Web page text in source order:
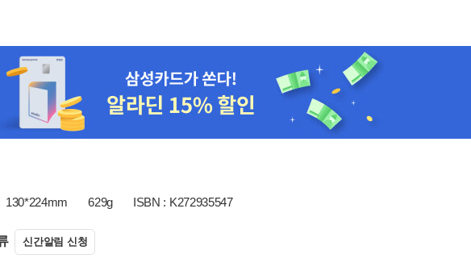
130*224mm 629g ISBN : K272935547
신간알림 신청